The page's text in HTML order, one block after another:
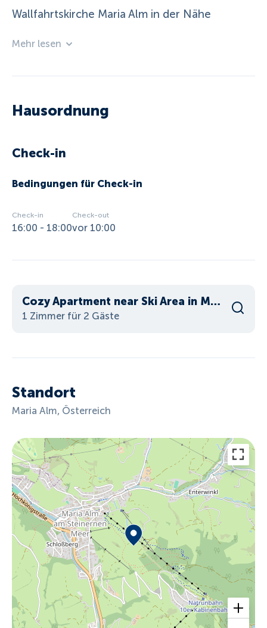
Wallfahrtskirche Maria Alm in der Nähe
Mehr lesen
Hausordnung
Check-in
Bedingungen für Check-in
Check-in
16:00 - 18:00
Check-out
vor 10:00
Cozy Apartment near Ski Area in Maria Alm
1 Zimmer für 2 Gäste
Standort
Maria Alm, Österreich